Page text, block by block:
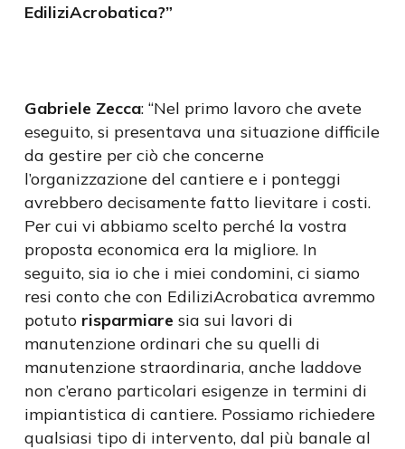
EdiliziAcrobatica?”
Gabriele Zecca: “Nel primo lavoro che avete
eseguito, si presentava una situazione difficile
da gestire per ciò che concerne
l’organizzazione del cantiere e i ponteggi
avrebbero decisamente fatto lievitare i costi.
Per cui vi abbiamo scelto perché la vostra
proposta economica era la migliore. In
seguito, sia io che i miei condomini, ci siamo
resi conto che con EdiliziAcrobatica avremmo
potuto risparmiare sia sui lavori di
manutenzione ordinari che su quelli di
manutenzione straordinaria, anche laddove
non c’erano particolari esigenze in termini di
impiantistica di cantiere. Possiamo richiedere
qualsiasi tipo di intervento, dal più banale al